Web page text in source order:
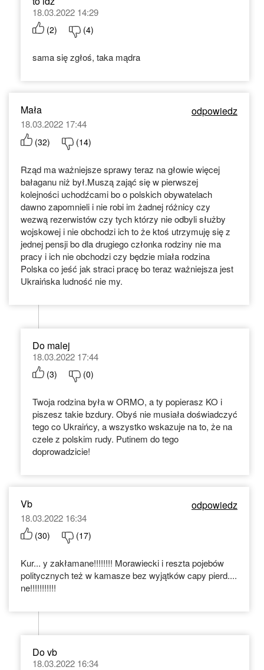
18.03.2022 14:29
(2) (4)
sama się zgłoś, taka mądra
Mała odpowiedz
18.03.2022 17:44
(32) (14)
Rząd ma ważniejsze sprawy teraz na głowie więcej
bałaganu niż był.Muszą zająć się w pierwszej
kolejności uchodźcami bo o polskich obywatelach
dawno zapomnieli i nie robi im żadnej różnicy czy
wezwą rezerwistów czy tych którzy nie odbyli służby
wojskowej i nie obchodzi ich to że ktoś utrzymuję się z
jednej pensji bo dla drugiego członka rodziny nie ma
pracy i ich nie obchodzi czy będzie miała rodzina
Polska co jeść jak straci pracę bo teraz ważniejsza jest
Ukraińska ludność nie my.
Do malej
18.03.2022 17:44
(3) (0)
Twoja rodzina była w ORMO, a ty popierasz KO i
piszesz takie bzdury. Obyś nie musiała doświadczyć
tego co Ukraińcy, a wszystko wskazuje na to, że na
czele z polskim rudy. Putinem do tego
doprowadzicie!
Vb odpowiedz
18.03.2022 16:34
(30) (17)
Kur... y zakłamane!!!!!!!! Morawiecki i reszta pojebów
politycznych też w kamasze bez wyjątków capy pierd....
ne!!!!!!!!!!!
Do vb
18.03.2022 16:34